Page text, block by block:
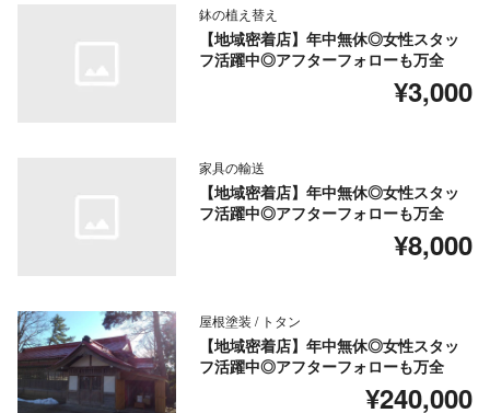
鉢の植え替え
【地域密着店】年中無休◎女性スタッ
フ活躍中◎アフターフォローも万全
¥3,000
家具の輸送
【地域密着店】年中無休◎女性スタッ
フ活躍中◎アフターフォローも万全
¥8,000
屋根塗装 / トタン
【地域密着店】年中無休◎女性スタッ
フ活躍中◎アフターフォローも万全
¥240,000